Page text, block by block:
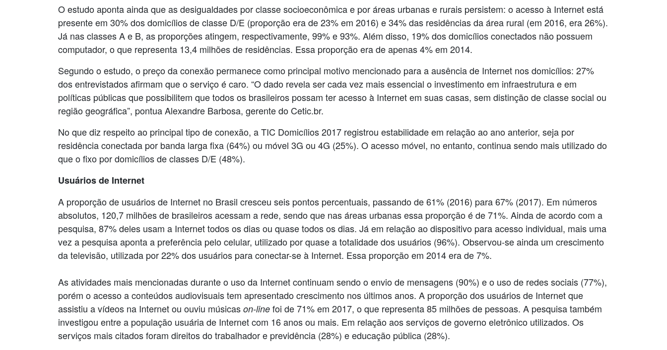
O estudo aponta ainda que as desigualdades por classe socioeconômica e por áreas urbanas e rurais persistem: o acesso à Internet está
presente em 30% dos domicílios de classe D/E (proporção era de 23% em 2016) e 34% das residências da área rural (em 2016, era 26%).
Já nas classes A e B, as proporções atingem, respectivamente, 99% e 93%. Além disso, 19% dos domicílios conectados não possuem
computador, o que representa 13,4 milhões de residências. Essa proporção era de apenas 4% em 2014.
Segundo o estudo, o preço da conexão permanece como principal motivo mencionado para a ausência de Internet nos domicílios: 27%
dos entrevistados afirmam que o serviço é caro. “O dado revela ser cada vez mais essencial o investimento em infraestrutura e em
políticas públicas que possibilitem que todos os brasileiros possam ter acesso à Internet em suas casas, sem distinção de classe social ou
região geográfica”, pontua Alexandre Barbosa, gerente do Cetic.br.
No que diz respeito ao principal tipo de conexão, a TIC Domicílios 2017 registrou estabilidade em relação ao ano anterior, seja por
residência conectada por banda larga fixa (64%) ou móvel 3G ou 4G (25%). O acesso móvel, no entanto, continua sendo mais utilizado do
que o fixo por domicílios de classes D/E (48%).
Usuários de Internet
A proporção de usuários de Internet no Brasil cresceu seis pontos percentuais, passando de 61% (2016) para 67% (2017). Em números
absolutos, 120,7 milhões de brasileiros acessam a rede, sendo que nas áreas urbanas essa proporção é de 71%. Ainda de acordo com a
pesquisa, 87% deles usam a Internet todos os dias ou quase todos os dias. Já em relação ao dispositivo para acesso individual, mais uma
vez a pesquisa aponta a preferência pelo celular, utilizado por quase a totalidade dos usuários (96%). Observou-se ainda um crescimento
da televisão, utilizada por 22% dos usuários para conectar-se à Internet. Essa proporção em 2014 era de 7%.
As atividades mais mencionadas durante o uso da Internet continuam sendo o envio de mensagens (90%) e o uso de redes sociais (77%),
porém o acesso a conteúdos audiovisuais tem apresentado crescimento nos últimos anos. A proporção dos usuários de Internet que
assistiu a vídeos na Internet ou ouviu músicas on-line foi de 71% em 2017, o que representa 85 milhões de pessoas. A pesquisa também
investigou entre a população usuária de Internet com 16 anos ou mais. Em relação aos serviços de governo eletrônico utilizados. Os
serviços mais citados foram direitos do trabalhador e previdência (28%) e educação pública (28%).